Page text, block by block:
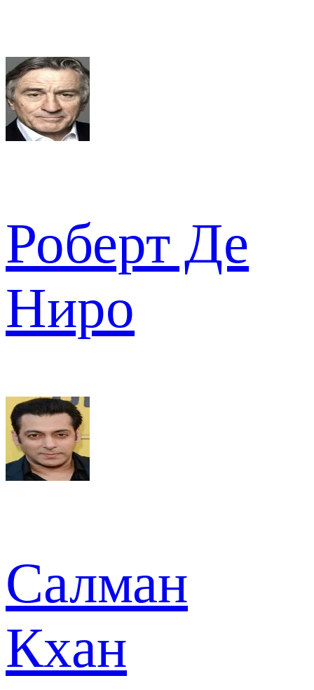
Роберт Де
Ниро
Салман
Кхан